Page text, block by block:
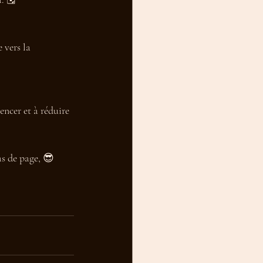
vers la
et à réduire
de page, 😎